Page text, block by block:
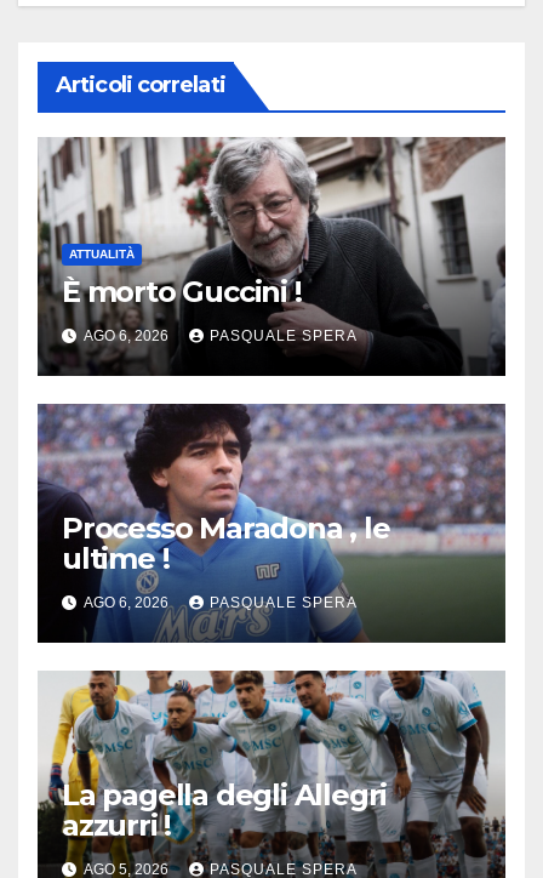
Articoli correlati
ATTUALITÀ
È morto Guccini !
AGO 6, 2026 PASQUALE SPERA
Processo Maradona , le
ultime !
AGO 6, 2026 PASQUALE SPERA
La pagella degli Allegri
azzurri !
AGO 5, 2026 PASQUALE SPERA